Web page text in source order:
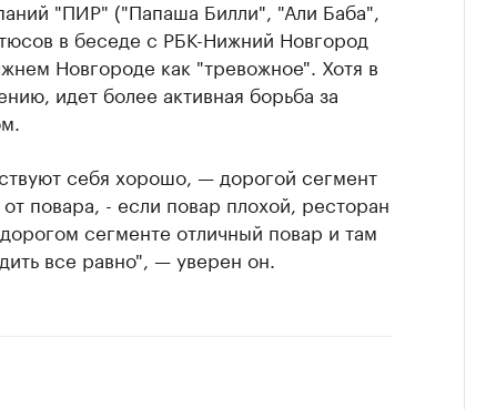
"ПИР" ("Папаша Билли", "Али Баба",
в беседе с РБК-Нижний Новгород
Новгороде как "тревожное". Хотя в
идет более активная борьба за
себя хорошо, — дорогой сегмент
повара, - если повар плохой, ресторан
сегменте отличный повар и там
все равно", — уверен он.